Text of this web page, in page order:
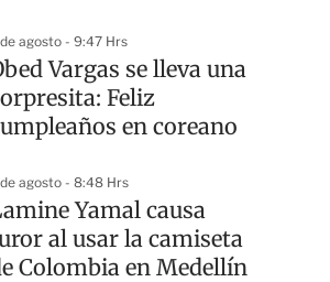
agosto - 9:47 Hrs
Vargas se lleva una
Feliz
en coreano
agosto - 8:48 Hrs
Yamal causa
al usar la camiseta
Colombia en Medellín